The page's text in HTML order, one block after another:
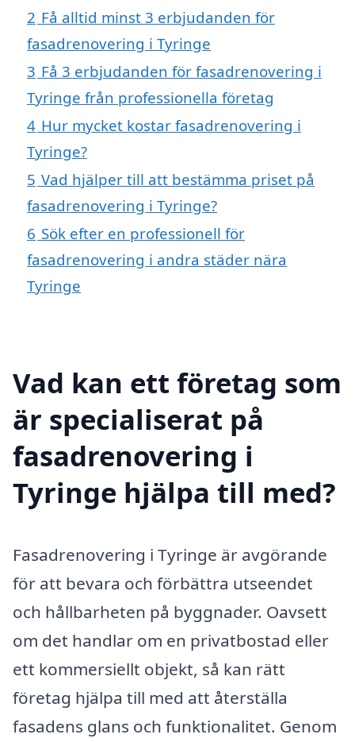
2 Få alltid minst 3 erbjudanden för
fasadrenovering i Tyringe
3 Få 3 erbjudanden för fasadrenovering i
Tyringe från professionella företag
4 Hur mycket kostar fasadrenovering i
Tyringe?
5 Vad hjälper till att bestämma priset på
fasadrenovering i Tyringe?
6 Sök efter en professionell för
fasadrenovering i andra städer nära
Tyringe
Vad kan ett företag som
är specialiserat på
fasadrenovering i
Tyringe hjälpa till med?
Fasadrenovering i Tyringe är avgörande
för att bevara och förbättra utseendet
och hållbarheten på byggnader. Oavsett
om det handlar om en privatbostad eller
ett kommersiellt objekt, så kan rätt
företag hjälpa till med att återställa
fasadens glans och funktionalitet. Genom